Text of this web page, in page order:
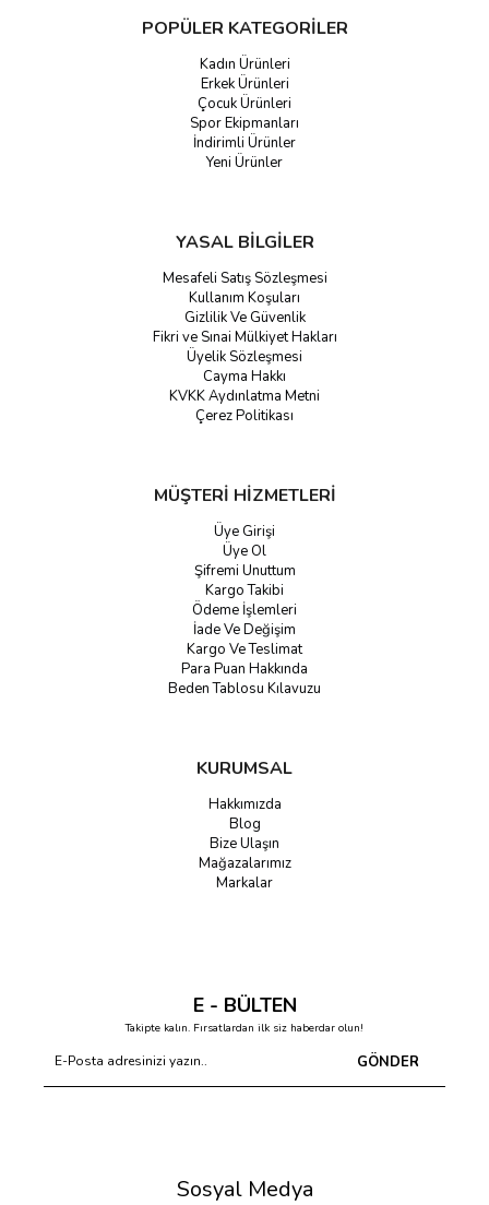
POPÜLER KATEGORİLER
Kadın Ürünleri
Erkek Ürünleri
Çocuk Ürünleri
Spor Ekipmanları
İndirimli Ürünler
Yeni Ürünler
YASAL BİLGİLER
Mesafeli Satış Sözleşmesi
Kullanım Koşuları
Gizlilik Ve Güvenlik
Fikri ve Sınai Mülkiyet Hakları
Üyelik Sözleşmesi
Cayma Hakkı
KVKK Aydınlatma Metni
Çerez Politikası
MÜŞTERİ HİZMETLERİ
Üye Girişi
Üye Ol
Şifremi Unuttum
Kargo Takibi
Ödeme İşlemleri
İade Ve Değişim
Kargo Ve Teslimat
Para Puan Hakkında
Beden Tablosu Kılavuzu
KURUMSAL
Hakkımızda
Blog
Bize Ulaşın
Mağazalarımız
Markalar
E - BÜLTEN
Takipte kalın. Fırsatlardan ilk siz haberdar olun!
GÖNDER
Sosyal Medya